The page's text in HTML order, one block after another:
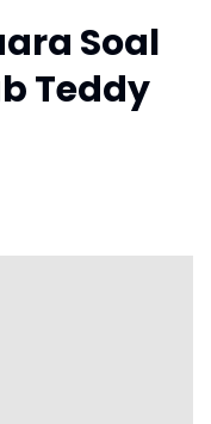
Soal
Teddy